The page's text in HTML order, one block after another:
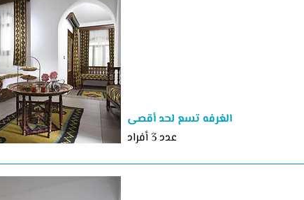
عدد 3 أفراد